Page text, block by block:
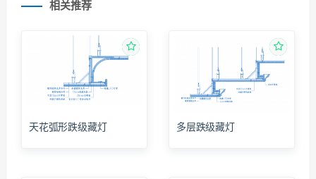
相关推荐
天花弧形跌级藏灯 多层跌级藏灯